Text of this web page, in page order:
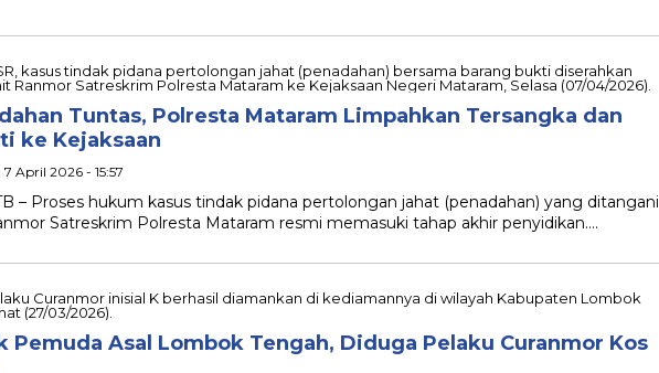
Tuntas, Polresta Mataram Limpahkan Tersangka dan
ke Kejaksaan
7 April 2026 - 15:57
– Proses hukum kasus tindak pidana pertolongan jahat (penadahan) yang ditangani
Satreskrim Polresta Mataram resmi memasuki tahap akhir penyidikan….
Pemuda Asal Lombok Tengah, Diduga Pelaku Curanmor Kos